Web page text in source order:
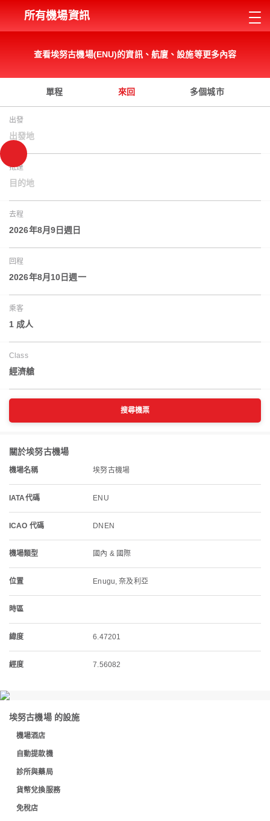
所有機場資訊
查看埃努古機場(ENU)的資訊、航廈、設施等更多內容
單程 來回 多個城市
出發
出發地
抵達
目的地
去程
2026年8月9日週日
回程
2026年8月10日週一
乘客
1 成人
Class
經濟艙
搜尋機票
關於埃努古機場
機場名稱 埃努古機場
IATA代碼 ENU
ICAO 代碼 DNEN
機場類型 國內 & 國際
位置 Enugu, 奈及利亞
時區
緯度 6.47201
經度 7.56082
埃努古機場 的設施
機場酒店
自動提款機
診所與藥局
貨幣兌換服務
免稅店